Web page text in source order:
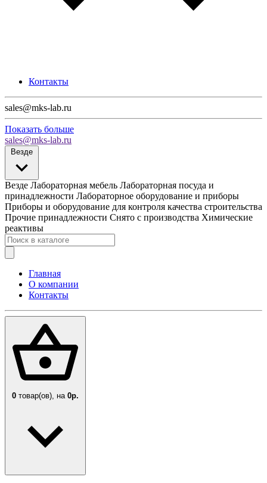
Контакты
sales@mks-lab.ru
Показать больше
sales@mks-lab.ru
Везде
Везде Лабораторная мебель Лабораторная посуда и
принадлежности Лабораторное оборудование и приборы
Приборы и оборудование для контроля качества строительства
Прочие принадлежности Снято с производства Химические
реактивы
Главная
О компании
Контакты
0 товар(ов), на 0р.